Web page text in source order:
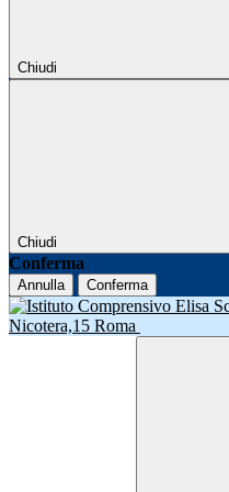
Chiudi
Chiudi
Conferma
Annulla Conferma
Nicotera,15 Roma